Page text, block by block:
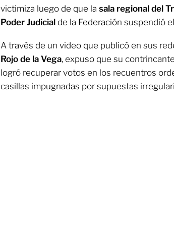
victimiza luego de que la sala regional del
Poder Judicial de la Federación suspendió
A través de un video que publicó en sus
Rojo de la Vega, expuso que su
logró recuperar votos en los recuentros
casillas impugnadas por supuestas